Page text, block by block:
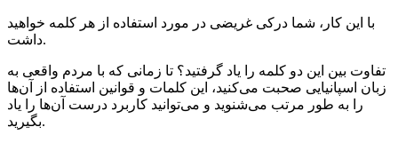
با این کار، شما درکی غریضی در مورد استفاده از هر کلمه خواهید
داشت.
تفاوت بین این دو کلمه را یاد گرفتید؟ تا زمانی که با مردم واقعی به
زبان اسپانیایی صحبت می‌کنید، این کلمات و قوانین استفاده از آن‌ها
را به طور مرتب می‌شنوید و می‌توانید کاربرد درست آن‌ها را یاد
بگیرید.